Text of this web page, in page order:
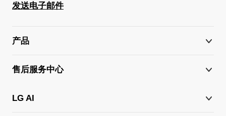
发送电子邮件
产品
售后服务中心
LG AI